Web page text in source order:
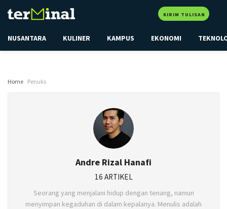
KIRIM TULISAN
NUSANTARA KULINER KAMPUS EKONOMI
Home Penulis
Andre Rizal Hanafi
16 ARTIKEL
Seorang yang menjalani hidup dengan tenang, namun
menyimpan kegaduhan di dalam kepalanya. Menulis adalah